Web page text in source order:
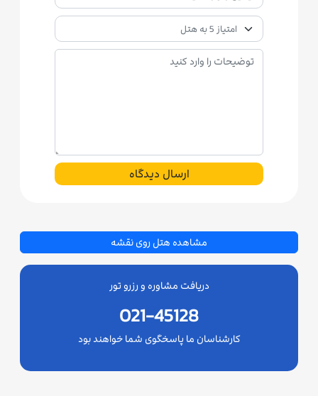
ارسال دیدگاه
مشاهده هتل روی نقشه
دریافت مشاوره و رزرو تور
021-45128
کارشناسان ما پاسخگوی شما خواهند بود